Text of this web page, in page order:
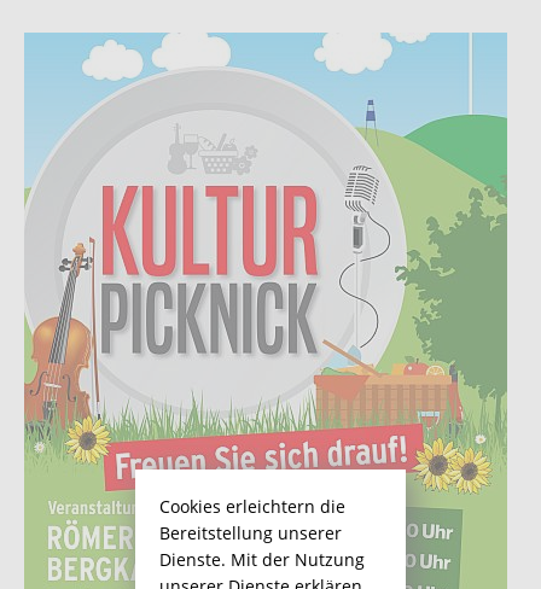
Cookies erleichtern die
Bereitstellung unserer
Dienste. Mit der Nutzung